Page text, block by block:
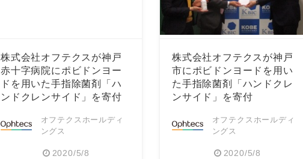
株式会社オフテクスが神戸
赤十字病院にポビドンヨー
ドを用いた手指除菌剤「ハ
ンドクレンサイド」を寄付
オフテクスホールディ
ングス
2020/5/8
株式会社オフテクスが神戸
市にポビドンヨードを用い
た手指除菌剤「ハンドクレ
ンサイド」を寄付
オフテクスホールディ
ングス
2020/5/8